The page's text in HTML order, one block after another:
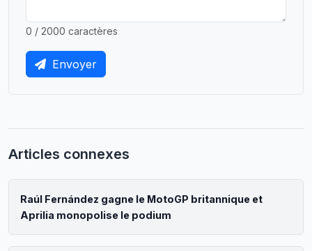
0 / 2000 caractères
Envoyer
Articles connexes
Raúl Fernández gagne le MotoGP britannique et
Aprilia monopolise le podium